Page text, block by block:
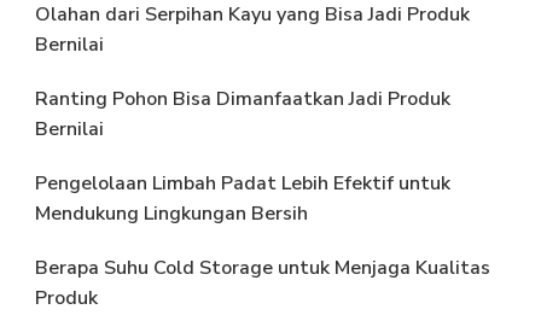
Olahan dari Serpihan Kayu yang Bisa Jadi Produk
Bernilai
Ranting Pohon Bisa Dimanfaatkan Jadi Produk
Bernilai
Pengelolaan Limbah Padat Lebih Efektif untuk
Mendukung Lingkungan Bersih
Berapa Suhu Cold Storage untuk Menjaga Kualitas
Produk